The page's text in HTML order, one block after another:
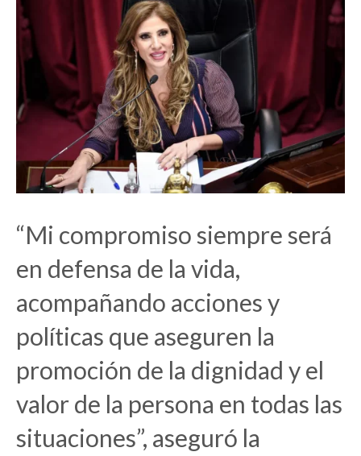
“Mi compromiso siempre será
en defensa de la vida,
acompañando acciones y
políticas que aseguren la
promoción de la dignidad y el
valor de la persona en todas las
situaciones”, aseguró la